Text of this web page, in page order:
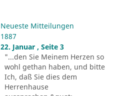
Neueste Mitteilungen
1887
22. Januar , Seite 3
"...den Sie Meinem Herzen so
wohl gethan haben, und bitte
Ich, daß Sie dies dem
Herrenhause